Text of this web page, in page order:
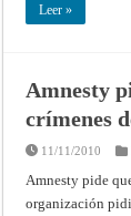
Leer »
Amnesty
crímenes
11/11/2010
Amnesty pide
organización